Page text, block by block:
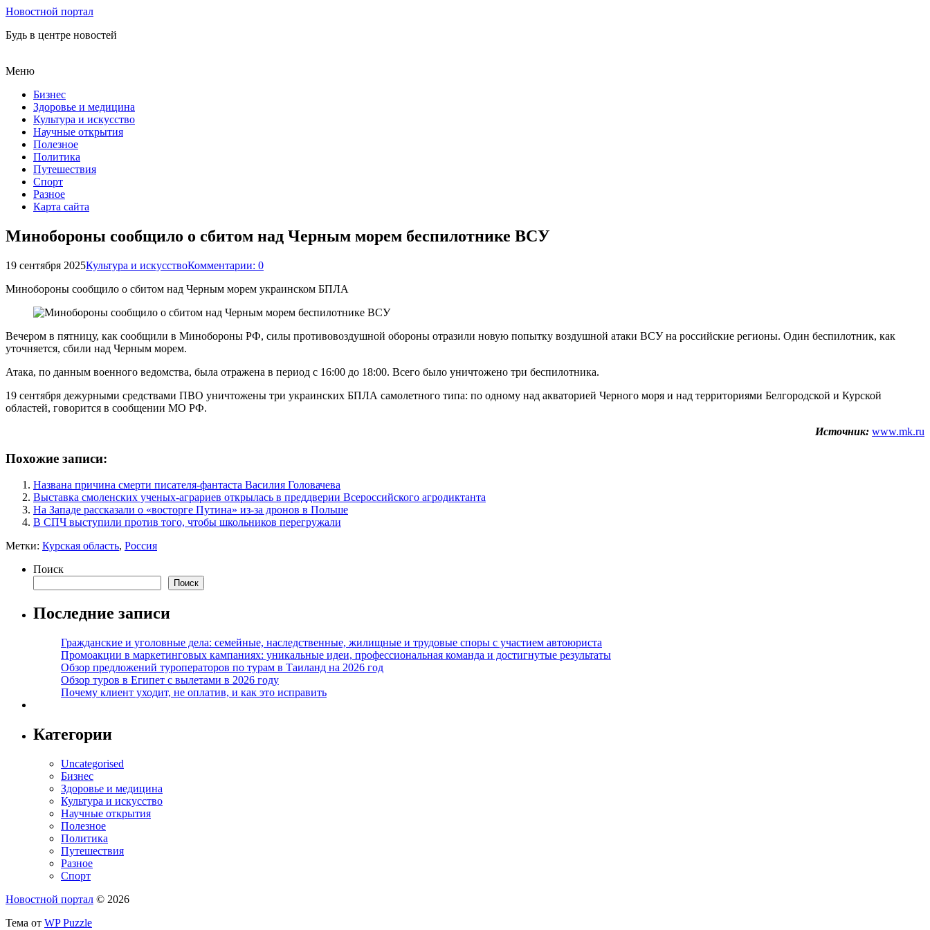
Новостной портал
Будь в центре новостей
Меню
Бизнес
Здоровье и медицина
Культура и искусство
Научные открытия
Полезное
Политика
Путешествия
Спорт
Разное
Карта сайта
Минобороны сообщило о сбитом над Черным морем беспилотнике ВСУ
19 сентября 2025Культура и искусствоКомментарии: 0
Минобороны сообщило о сбитом над Черным морем украинском БПЛА
Вечером в пятницу, как сообщили в Минобороны РФ, силы противовоздушной обороны отразили новую попытку воздушной атаки ВСУ на российские регионы. Один беспилотник, как
уточняется, сбили над Черным морем.
Атака, по данным военного ведомства, была отражена в период с 16:00 до 18:00. Всего было уничтожено три беспилотника.
19 сентября дежурными средствами ПВО уничтожены три украинских БПЛА самолетного типа: по одному над акваторией Черного моря и над территориями Белгородской и Курской
областей, говорится в сообщении МО РФ.
Источник: www.mk.ru
Похожие записи:
Названа причина смерти писателя-фантаста Василия Головачева
Выставка смоленских ученых-аграриев открылась в преддверии Всероссийского агродиктанта
На Западе рассказали о «восторге Путина» из-за дронов в Польше
В СПЧ выступили против того, чтобы школьников перегружали
Метки: Курская область, Россия
Поиск
Поиск
Последние записи
Гражданские и уголовные дела: семейные, наследственные, жилищные и трудовые споры с участием автоюриста
Промоакции в маркетинговых кампаниях: уникальные идеи, профессиональная команда и достигнутые результаты
Обзор предложений туроператоров по турам в Таиланд на 2026 год
Обзор туров в Египет с вылетами в 2026 году
Почему клиент уходит, не оплатив, и как это исправить
Категории
Uncategorised
Бизнес
Здоровье и медицина
Культура и искусство
Научные открытия
Полезное
Политика
Путешествия
Разное
Спорт
Новостной портал © 2026
Тема от WP Puzzle